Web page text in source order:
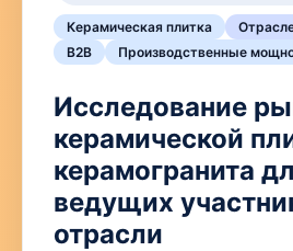
Керамическая плитка
B2B
Производственные
Исследование
керамической
керамогранита
ведущих
отрасли